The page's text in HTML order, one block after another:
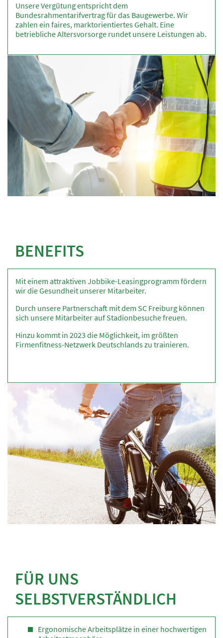
Unsere Vergütung entspricht dem
Bundesrahmentarifvertrag für das Baugewerbe. Wir
zahlen ein faires, marktorientiertes Gehalt. Eine
betriebliche Altersvorsorge rundet unsere Leistungen ab.
BENEFITS
Mit einem attraktiven Jobbike-Leasingprogramm fördern
wir die Gesundheit unserer Mitarbeiter.
Durch unsere Partnerschaft mit dem SC Freiburg können
sich unsere Mitarbeiter auf Stadionbesuche freuen.
Hinzu kommt in 2023 die Möglichkeit, im größten
Firmenfitness-Netzwerk Deutschlands zu trainieren.
FÜR UNS
SELBSTVERSTÄNDLICH
Ergonomische Arbeitsplätze in einer hochwertigen